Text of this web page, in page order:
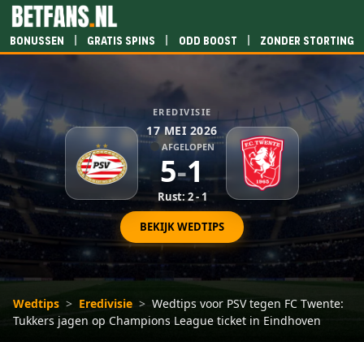
Bonussen | Gratis spins | Odd boost | Zonder storting
EREDIVISIE
17 MEI 2026
AFGELOPEN
5-1
Rust: 2 - 1
BEKIJK WEDTIPS
Wedtips > Eredivisie > Wedtips voor PSV tegen FC Twente:
Tukkers jagen op Champions League ticket in Eindhoven